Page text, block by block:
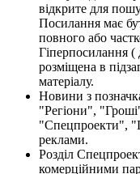
відкрите для
Посилання має
повного або
Гіперпосилання (
розміщена в
матеріалу.
Новини з
"Регіони",
"Спецпроекти",
реклами.
Розділ
комерційними